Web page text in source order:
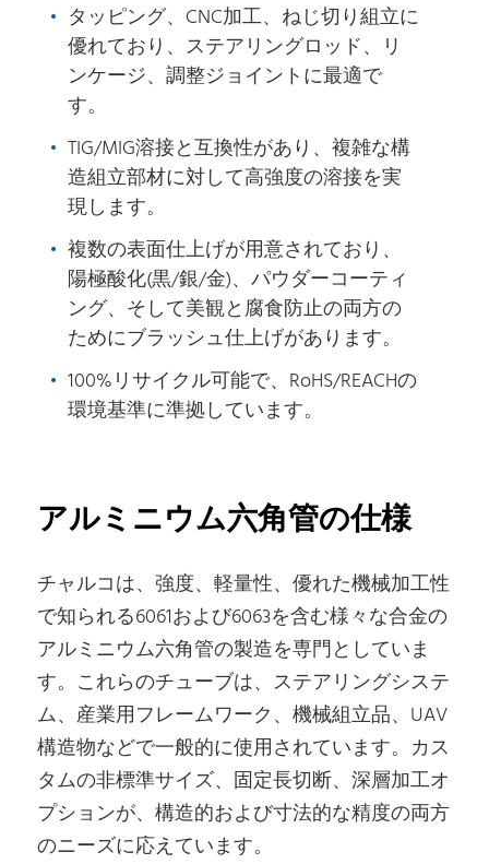
タッピング、CNC加工、ねじ切り組立に
優れており、ステアリングロッド、リ
ンケージ、調整ジョイントに最適で
す。
TIG/MIG溶接と互換性があり、複雑な構
造組立部材に対して高強度の溶接を実
現します。
複数の表面仕上げが用意されており、
陽極酸化(黒/銀/金)、パウダーコーティ
ング、そして美観と腐食防止の両方の
ためにブラッシュ仕上げがあります。
100%リサイクル可能で、RoHS/REACHの
環境基準に準拠しています。
アルミニウム六角管の仕様
チャルコは、強度、軽量性、優れた機械加工性
で知られる6061および6063を含む様々な合金の
アルミニウム六角管の製造を専門としていま
す。これらのチューブは、ステアリングシステ
ム、産業用フレームワーク、機械組立品、UAV
構造物などで一般的に使用されています。カス
タムの非標準サイズ、固定長切断、深層加工オ
プションが、構造的および寸法的な精度の両方
のニーズに応えています。